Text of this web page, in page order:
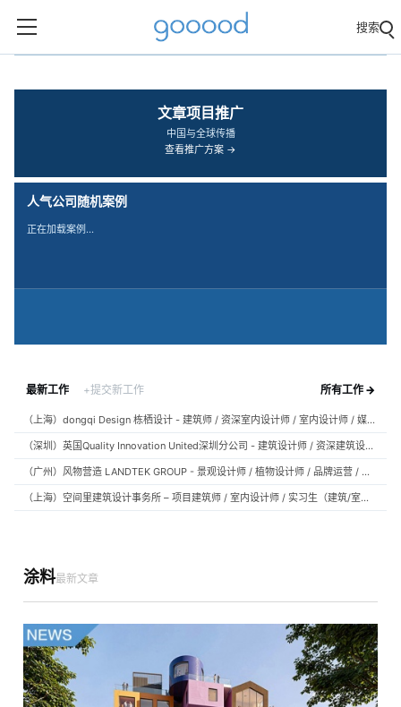
搜索
文章项目推广
中国与全球传播
查看推广方案 →
人气公司随机案例
正在加载案例…
最新工作 +提交新工作 所有工作 →
（上海）dongqi Design 栋栖设计 - 建筑师 / 资深室内设计师 / 室内设计师 / 媒体及公共关系主管 / 设计实习生（常年招聘）
（深圳）英国Quality Innovation United深圳分公司 - 建筑设计师 / 资深建筑设计师 / 室内设计师 / 设计实习生
（广州）风物营造 LANDTEK GROUP - 景观设计师 / 植物设计师 / 品牌运营 / 实习生
（上海）空间里建筑设计事务所 – 项目建筑师 / 室内设计师 / 实习生（建筑/室内）
涂料最新文章